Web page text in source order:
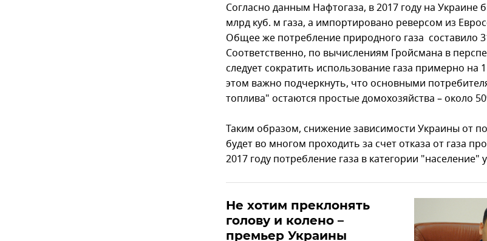
Согласно данным Нафтогаза, в 2017 году на Украине
млрд куб. м газа, а импортировано реверсом из
Общее же потребление природного газа составило
Соответственно, по вычислениям Гройсмана в
следует сократить использование газа примерно на
этом важно подчеркнуть, что основными
топлива" остаются простые домохозяйства – около
Таким образом, снижение зависимости Украины от
будет во многом проходить за счет отказа от газа
2017 году потребление газа в категории "население"
Не хотим преклонять
голову и колено –
премьер Украины